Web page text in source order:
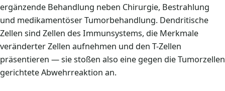
ergänzende Behandlung neben Chirurgie, Bestrahlung
und medikamentöser Tumorbehandlung. Dendritische
Zellen sind Zellen des Immunsystems, die Merkmale
veränderter Zellen aufnehmen und den T-Zellen
präsentieren — sie stoßen also eine gegen die Tumorzellen
gerichtete Abwehrreaktion an.